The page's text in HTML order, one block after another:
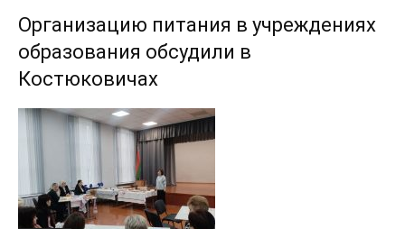
Организацию питания в учреждениях
образования обсудили в
Костюковичах